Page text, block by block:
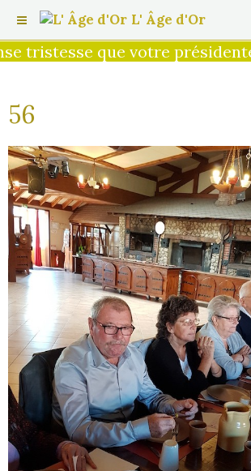
tristesse que votre
L' Âge d'Or
56